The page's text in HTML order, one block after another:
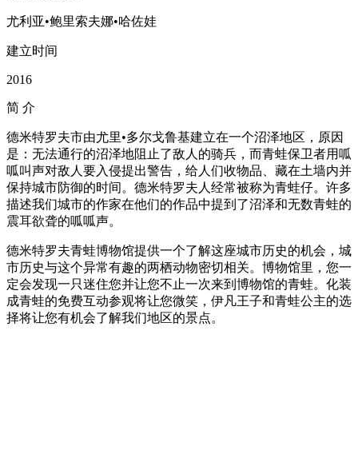
尤利亚•鲍里索夫娜•哈佐娃
建立时间
2016
简 介
德米特罗夫市由尤里•多尔戈鲁基建立在一个沼泽地区，原因
是：无法通行的沼泽地阻止了敌人的骑兵，而青蛙保卫者用呱
呱叫声对敌人要入侵提出警告，给人们收物品、藏在土墙内并
保持城市防御的时间。德米特罗夫人经常被称为青蛙仔。许多
描述我们城市的作家在他们的作品中提到了沼泽和无数青蛙的
震耳欲聋的呱呱声。
德米特罗夫青蛙博物馆提供一个了解这座城市历史的机会，城
市历史与这个异常有趣的两栖动物密切相关。博物馆里，您一
定会发现一只迷住您并让您不止一次来到博物馆的青蛙。化装
成青蛙的免费互动参观将让您微笑，伊凡王子和青蛙公主的选
择将让您有机会了解我们地区的景点。